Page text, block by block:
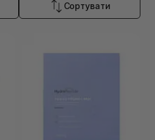
Сортувати